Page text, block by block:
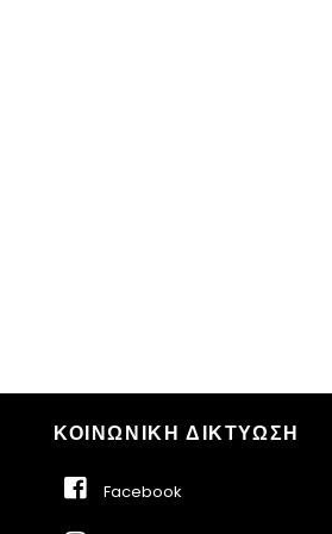
ΚΟΙΝΩΝΙΚΗ ΔΙΚΤΥΩΣΗ
Facebook